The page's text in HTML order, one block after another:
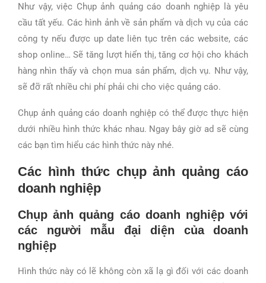
Như vậy, việc Chụp ảnh quảng cáo doanh nghiệp là yêu
cầu tất yếu. Các hình ảnh về sản phẩm và dịch vụ của các
công ty nếu được up date liên tục trên các website, các
shop online… Sẽ tăng lượt hiển thị, tăng cơ hội cho khách
hàng nhìn thấy và chọn mua sản phẩm, dịch vụ. Như vậy,
sẽ đỡ rất nhiều chi phí phải chi cho việc quảng cáo.
Chụp ảnh quảng cáo doanh nghiệp có thể được thực hiện
dưới nhiều hình thức khác nhau. Ngay bây giờ ad sẽ cùng
các bạn tìm hiểu các hình thức này nhé.
Các hình thức chụp ảnh quảng cáo
doanh nghiệp
Chụp ảnh quảng cáo doanh nghiệp với
các người mẫu đại diện của doanh
nghiệp
Hình thức này có lẽ không còn xã lạ gì đối với các doanh